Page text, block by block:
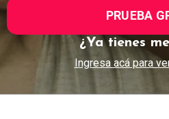
PRUEBA
¿Ya tienes
Ingresa acá para